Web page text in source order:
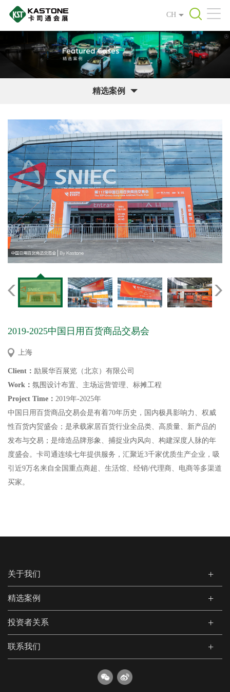
CH
精选案例
2019-2025中国日用百货商品交易会
上海
Client： 励展华百展览（北京）有限公司
Work： 氛围设计布置、主场运营管理、标摊工程
Project Time： 2019年-2025年
中国日用百货商品交易会是有着70年历史，国内极具影响力、权威
性百货内贸盛会；是承载家居百货行业全品类、高质量、新产品的
发布与交易；是缔造品牌形象、捕捉业内风向、构建深度人脉的年
度盛会。卡司通连续七年提供服务，汇聚近3千家优质生产企业，吸
引近9万名来自全国重点商超、生活馆、经销/代理商、电商等多渠道
买家。
关于我们
精选案例
投资者关系
联系我们